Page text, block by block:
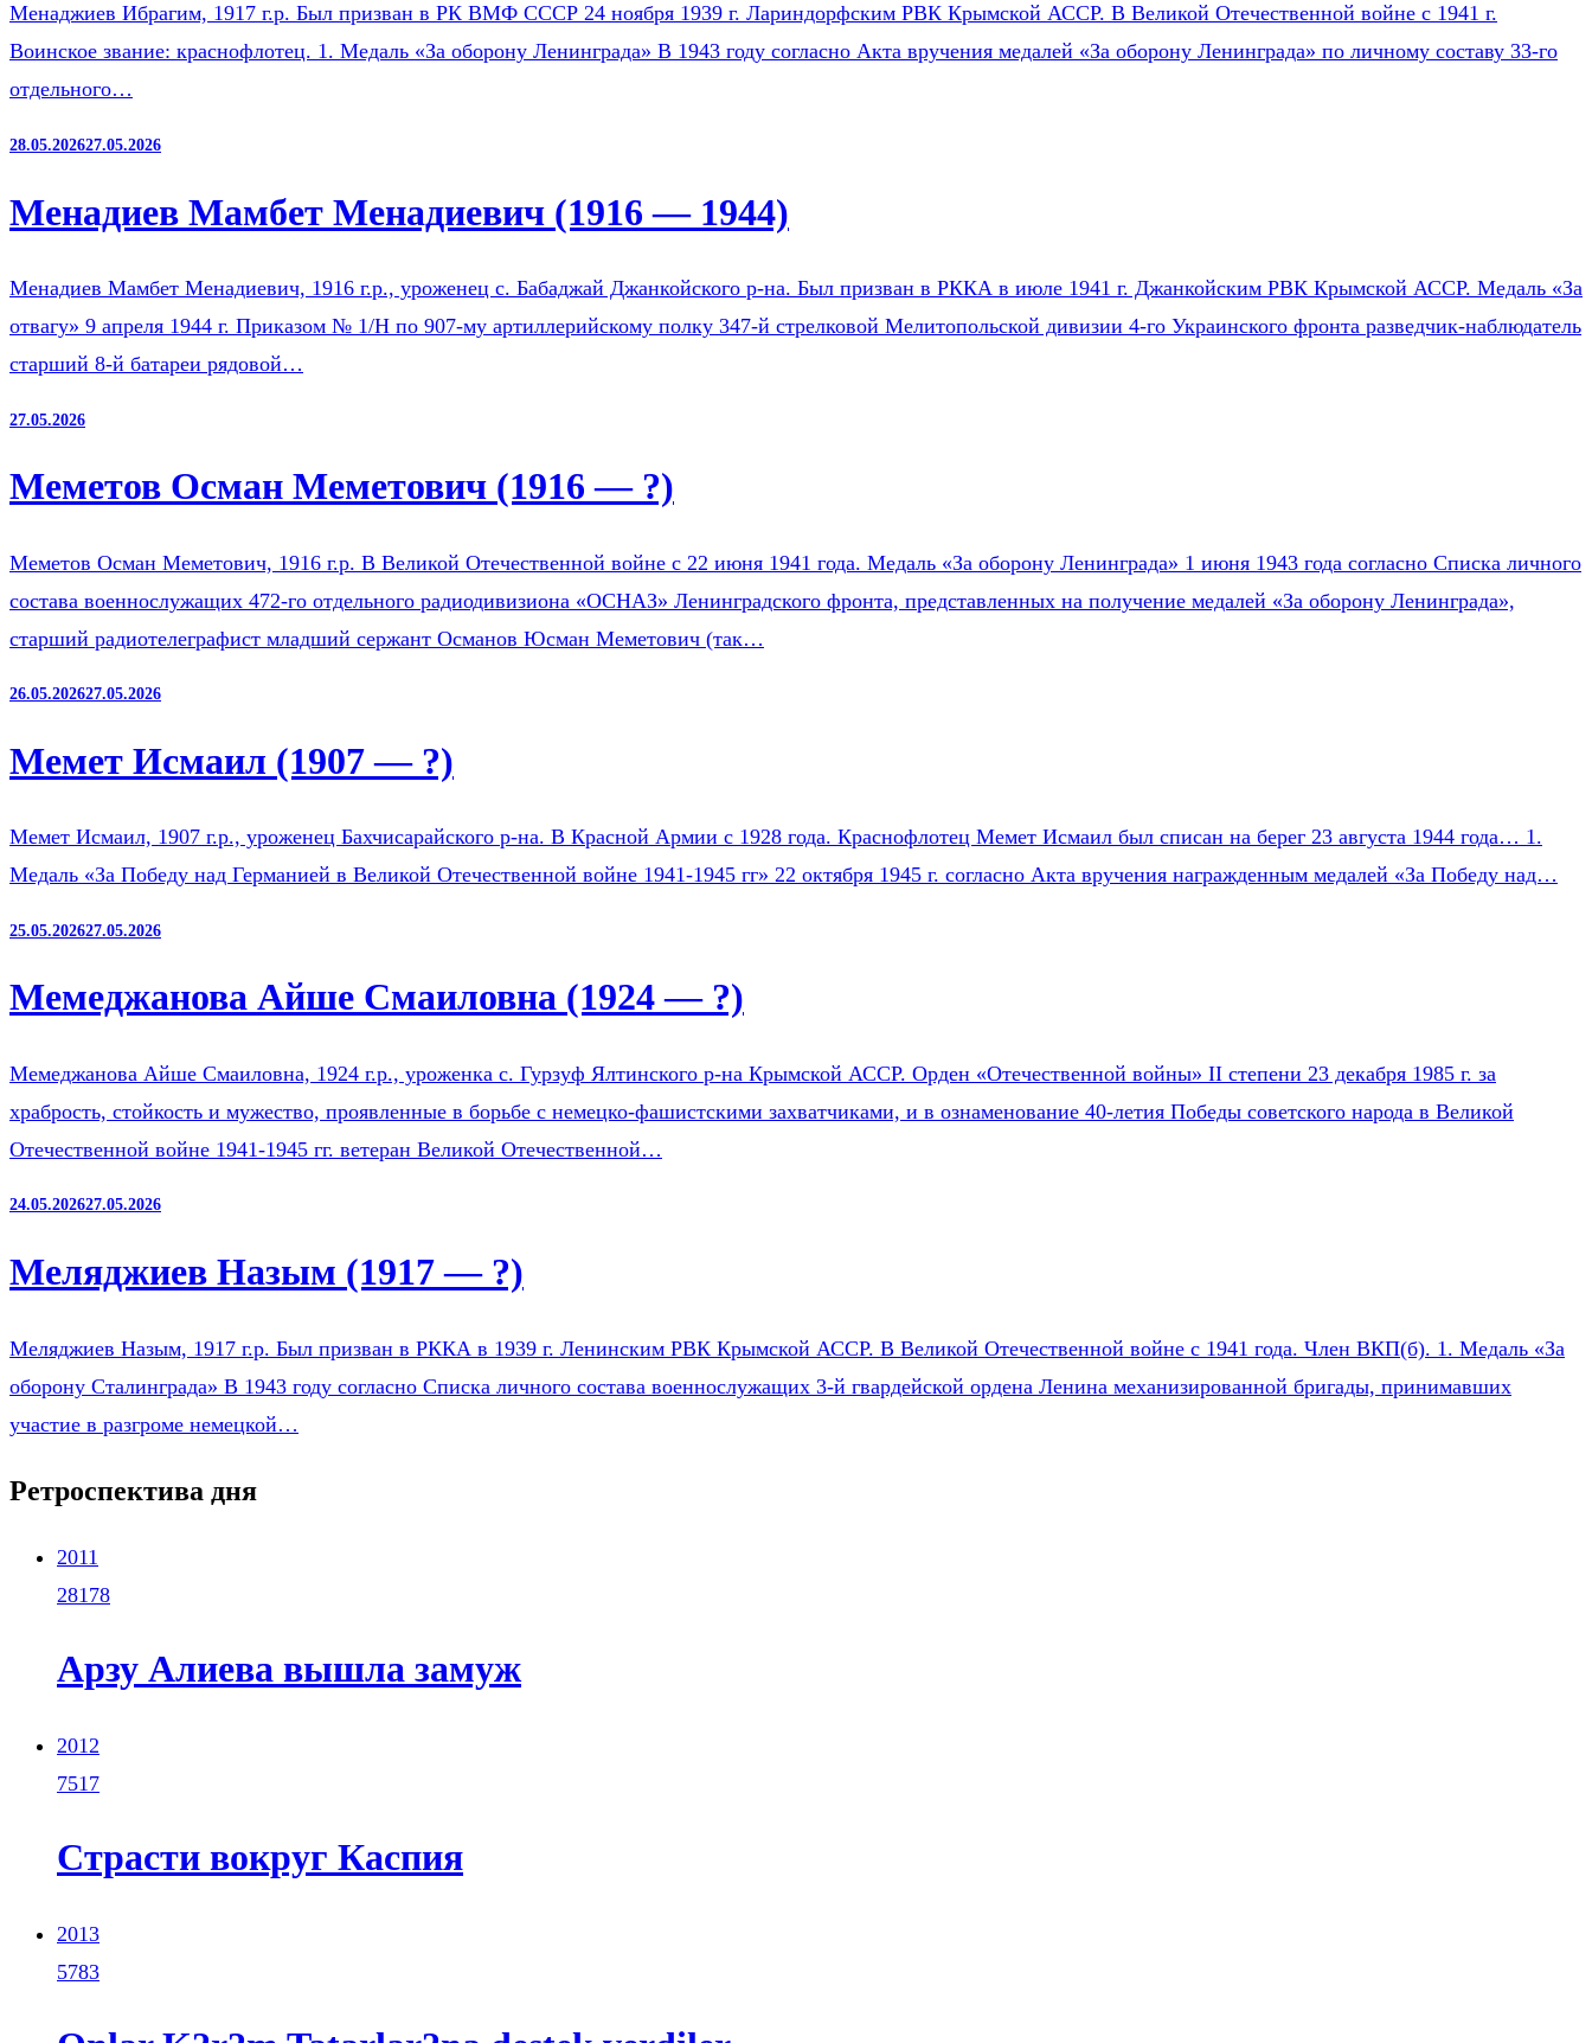
Менаджиев Ибрагим, 1917 г.р. Был призван в РК ВМФ СССР 24 ноября 1939 г. Лариндорфским РВК Крымской АССР. В Великой Отечественной войне с 1941 г.
Воинское звание: краснофлотец. 1. Медаль «За оборону Ленинграда» В 1943 году согласно Акта вручения медалей «За оборону Ленинграда» по личному составу 33-го
отдельного…
28.05.202627.05.2026
Менадиев Мамбет Менадиевич (1916 — 1944)
Менадиев Мамбет Менадиевич, 1916 г.р., уроженец с. Бабаджай Джанкойского р-на. Был призван в РККА в июле 1941 г. Джанкойским РВК Крымской АССР. Медаль «За
отвагу» 9 апреля 1944 г. Приказом № 1/Н по 907-му артиллерийскому полку 347-й стрелковой Мелитопольской дивизии 4-го Украинского фронта разведчик-наблюдатель
старший 8-й батареи рядовой…
27.05.2026
Меметов Осман Меметович (1916 — ?)
Меметов Осман Меметович, 1916 г.р. В Великой Отечественной войне с 22 июня 1941 года. Медаль «За оборону Ленинграда» 1 июня 1943 года согласно Списка личного
состава военнослужащих 472-го отдельного радиодивизиона «ОСНАЗ» Ленинградского фронта, представленных на получение медалей «За оборону Ленинграда»,
старший радиотелеграфист младший сержант Османов Юсман Меметович (так…
26.05.202627.05.2026
Мемет Исмаил (1907 — ?)
Мемет Исмаил, 1907 г.р., уроженец Бахчисарайского р-на. В Красной Армии с 1928 года. Краснофлотец Мемет Исмаил был списан на берег 23 августа 1944 года… 1.
Медаль «За Победу над Германией в Великой Отечественной войне 1941-1945 гг» 22 октября 1945 г. согласно Акта вручения награжденным медалей «За Победу над…
25.05.202627.05.2026
Мемеджанова Айше Смаиловна (1924 — ?)
Мемеджанова Айше Смаиловна, 1924 г.р., уроженка с. Гурзуф Ялтинского р-на Крымской АССР. Орден «Отечественной войны» II степени 23 декабря 1985 г. за
храбрость, стойкость и мужество, проявленные в борьбе с немецко-фашистскими захватчиками, и в ознаменование 40-летия Победы советского народа в Великой
Отечественной войне 1941-1945 гг. ветеран Великой Отечественной…
24.05.202627.05.2026
Меляджиев Назым (1917 — ?)
Меляджиев Назым, 1917 г.р. Был призван в РККА в 1939 г. Ленинским РВК Крымской АССР. В Великой Отечественной войне с 1941 года. Член ВКП(б). 1. Медаль «За
оборону Сталинграда» В 1943 году согласно Списка личного состава военнослужащих 3-й гвардейской ордена Ленина механизированной бригады, принимавших
участие в разгроме немецкой…
Ретроспектива дня
2011
28178
Арзу Алиева вышла замуж
2012
7517
Страсти вокруг Каспия
2013
5783